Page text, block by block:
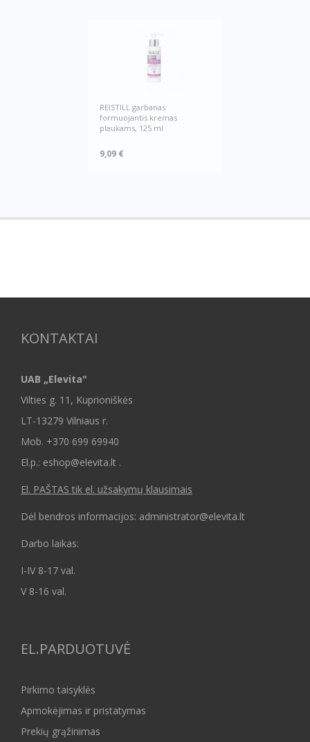
REISTILL garbanas
formuojantis kremas
plaukams, 125 ml
9,09 €
KONTAKTAI
UAB „Elevita"
Vilties g. 11, Kuprioniškės
LT-13279 Vilniaus r.
Mob. +370 699 69940
El.p.: eshop@elevita.lt .
El. PAŠTAS tik el. užsakymų klausimais
Dėl bendros informacijos: administrator@elevita.lt
Darbo laikas:
I-IV 8-17 val.
V 8-16 val.
EL.PARDUOTUVĖ
Pirkimo taisyklės
Apmokėjimas ir pristatymas
Prekių grąžinimas